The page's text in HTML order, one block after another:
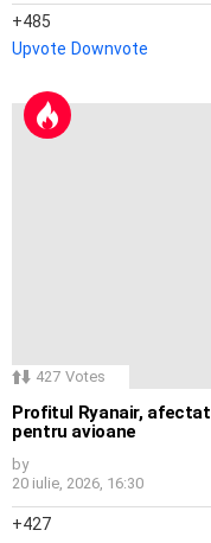
485
Upvote Downvote
427 Votes
Profitul Ryanair,
pentru avioane
by
20 iulie, 2026, 16:30
427